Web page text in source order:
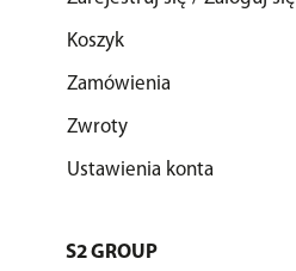
Koszyk
Zamówienia
Zwroty
Ustawienia konta
S2 GROUP